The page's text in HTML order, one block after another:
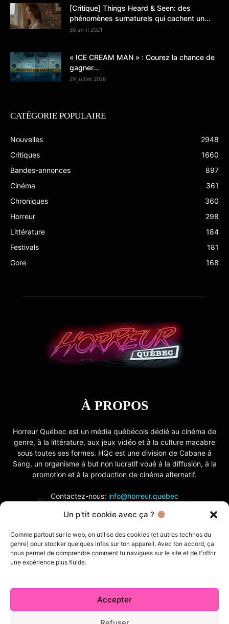
Un p'tit cookie avec ça ?
Comme partout sur le web, on utilise des cookies (et autres technos du
genre) pour stocker quelques infos sur ton appareil. Avec ton accord, ça
nous permet de comprendre comment tu navigues sur le site et de t'offrir
une expérience plus fluide.
Accepter
[Critique] Things Heard & Seen: des
phénomènes surnaturels qui cachent un...
30 avril 2021
« ICE CREAM MAN » : Courez la chance de
gagner...
29 juillet 2026
CATÉGORIE POPULAIRE
Nouvelles
2948
Critiques
1660
Bandes-annonces
897
Cinéma
361
Chroniques
360
Horreur
298
Littérature
184
Festivals
181
Gore
168
À PROPOS
Horreur Québec est un média québécois dédié au cinéma de
genre, à la littérature, aux jeux vidéo et à la culture macabre
sous toutes ses formes. HQc est une division de Cabane à
Sang, un organisme à but non lucratif voué à la diffusion, à la
promotion et à la production de cinéma alternatif.
Contactez-nous: info@horreur.quebec
SUIVEZ NOUS
Index